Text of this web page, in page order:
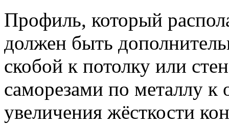
Профиль, который
должен быть
скобой к потолку или
саморезами по металлу к
увеличения жёсткости